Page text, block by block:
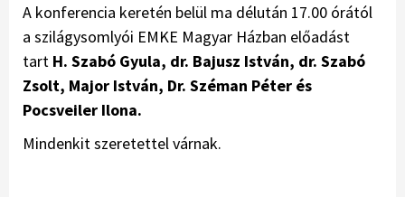
A konferencia keretén belül ma délután 17.00 órától
a szilágysomlyói EMKE Magyar Házban előadást
tart H. Szabó Gyula, dr. Bajusz István, dr. Szabó
Zsolt, Major István, Dr. Széman Péter és
Pocsveiler Ilona.
Mindenkit szeretettel várnak.